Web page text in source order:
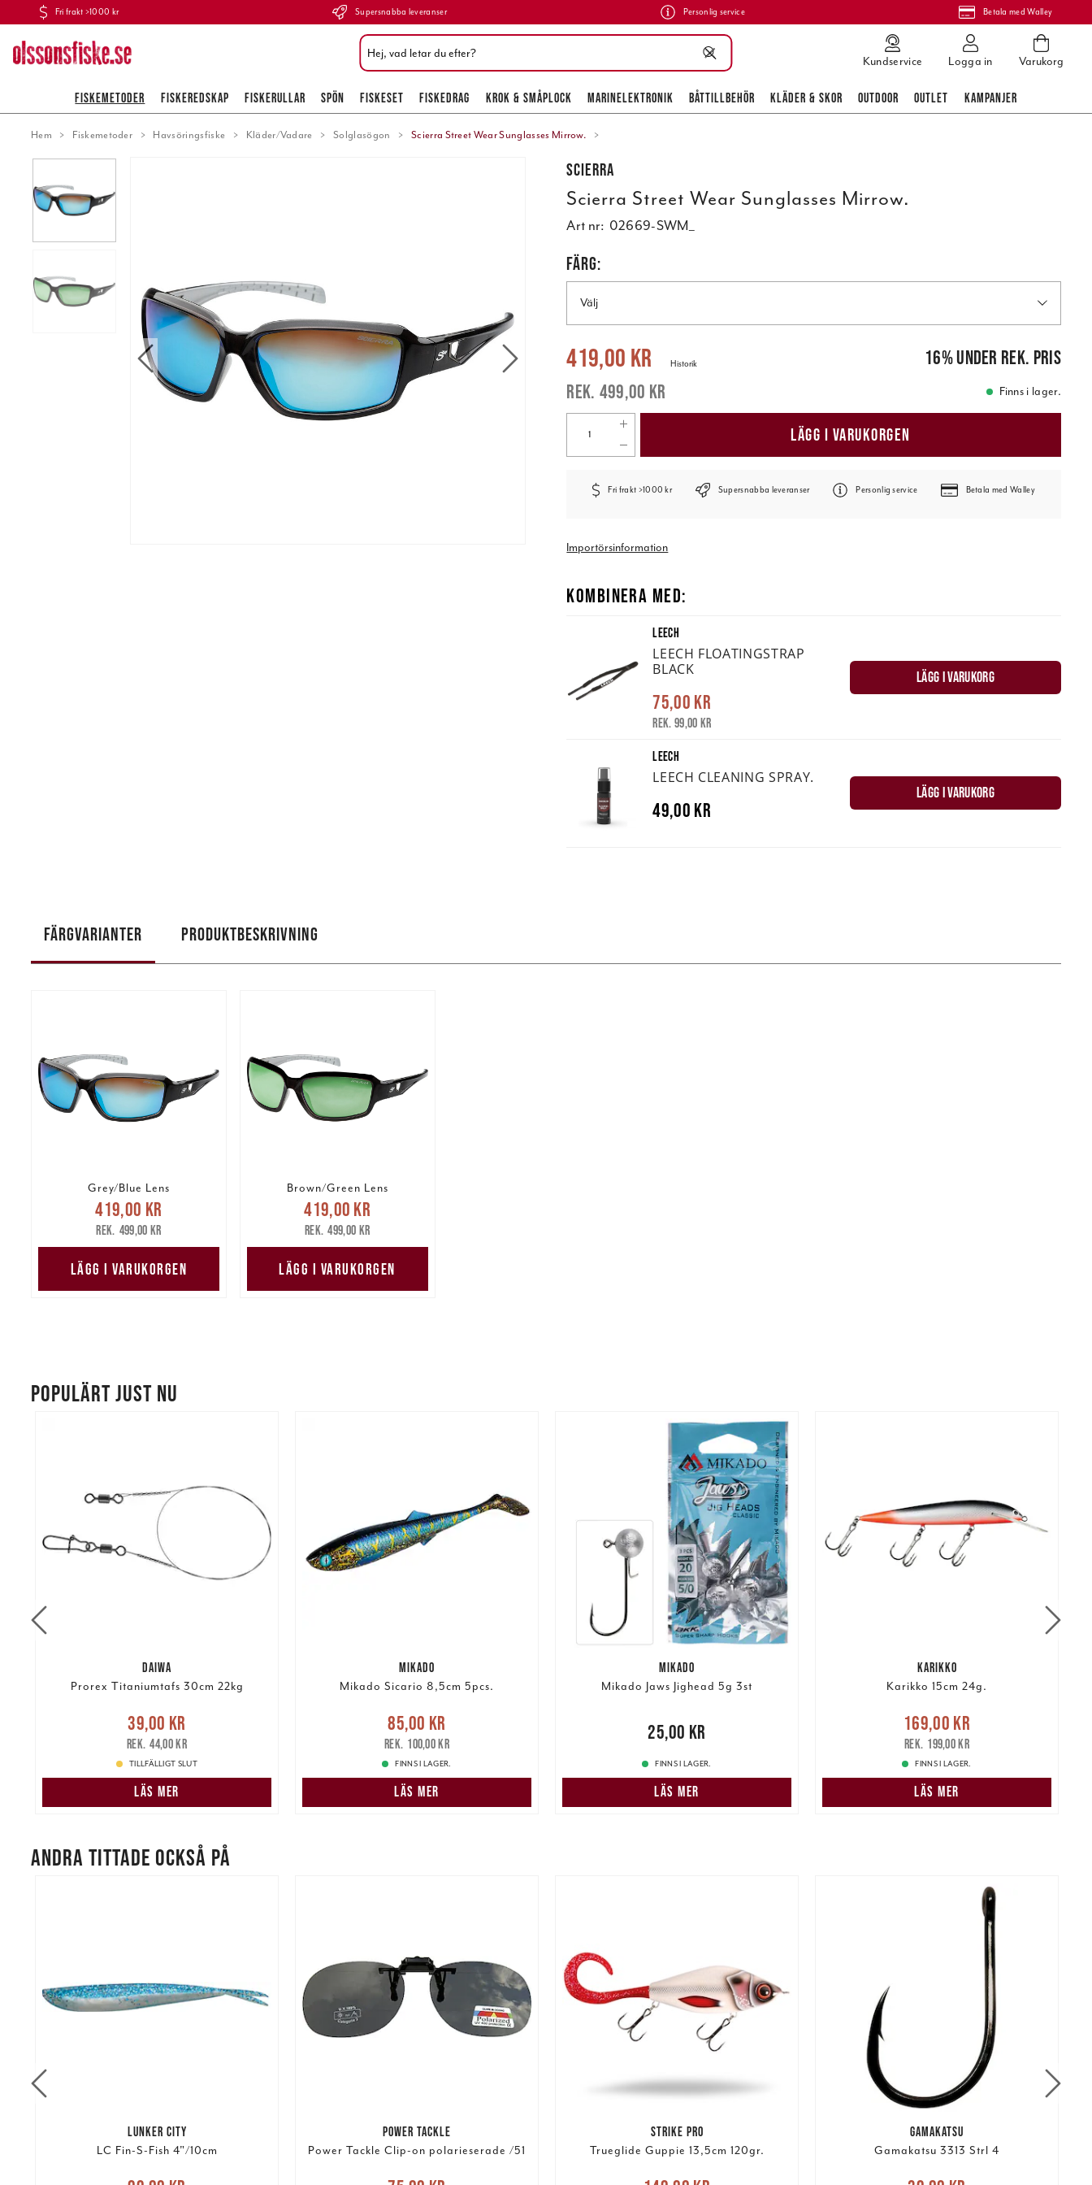
Fri frakt >1000 kr Supersnabba leveranser Personlig service Betala med Walley
Kundservice Logga in Varukorg
FISKEMETODER FISKEREDSKAP FISKERULLAR SPÖN FISKESET FISKEDRAG KROK & SMÅPLOCK MARINELEKTRONIK BÅTTILLBEHÖR KLÄDER & SKOR OUTDOOR OUTLET KAMPANJER
Hem Fiskemetoder Havsöringsfiske Kläder/Vadare Solglasögon Scierra Street Wear Sunglasses Mirrow.
Scierra
Scierra Street Wear Sunglasses Mirrow.
Art nr: 02669-SWM_
FÄRG:
Välj
Nuvarande pris:419,00 kr
419,00 kr
499,00 kr
Historik 16%under rek. pris
Finns i lager.
LÄGG I VARUKORGEN
Fri frakt >1000 kr Supersnabba leveranser Personlig service Betala med Walley
Importörsinformation
KOMBINERA MED:
LEECH
LEECH FLOATINGSTRAP
BLACK
75,00 kr
Rek. 99,00 kr
LÄGG I VARUKORG
LEECH
LEECH CLEANING SPRAY.
49,00 kr
LÄGG I VARUKORG
FÄRGVARIANTER PRODUKTBESKRIVNING
Grey/Blue Lens
Nuvarande pris
419,00 krTidigare pris
499,00 kr
419,00 kr
499,00 kr
LÄGG I VARUKORGEN
Brown/Green Lens
Nuvarande pris
419,00 krTidigare pris
499,00 kr
419,00 kr
499,00 kr
LÄGG I VARUKORGEN
POPULÄRT JUST NU
DAIWA
Prorex Titaniumtafs 30cm 22kg
Nuvarande pris:39,00 kr
pris:44,00 kr
39,00 kr
44,00 kr
TILLFÄLLIGT SLUT
LÄS MER
MIKADO
Mikado Sicario 8,5cm 5pcs.
Nuvarande pris:85,00 kr
pris:100,00 kr
85,00 kr
100,00 kr
FINNS I LAGER.
LÄS MER
MIKADO
Mikado Jaws Jighead 5g 3st
25,00 kr25,00 kr
FINNS I LAGER.
LÄS MER
KARIKKO
Karikko 15cm 24g.
Nuvarande pris
Tidigare pris
169,00 kr
199,00 kr
FINNS I LAGER.
LÄS MER
ANDRA TITTADE OCKSÅ PÅ
LUNKER CITY
LC Fin-S-Fish 4"/10cm
POWER TACKLE
Power Tackle Clip-on polarieserade /51
STRIKE PRO
Trueglide Guppie 13,5cm 120gr.
GAMAKATSU
Gamakatsu 3313 Strl 4